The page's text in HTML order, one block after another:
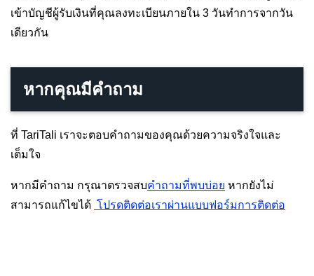
เข้าบัญชีผู้รับเงินที่คุณลงทะเบียนภายใน 3 วันทำการจากวัน
เดียวกัน
หากคุณมีคำถาม
ที่ TariTali เราจะตอบคำถามของคุณด้วยความจริงใจและ
เต็มใจ
หากมีคำถาม กรุณาตรวจสบคำถามที่พบบ่อย หากยังไม่
สามารถแก้ไขได้ โปรดติดต่อเราผ่านแบบฟอร์มการติดต่อ